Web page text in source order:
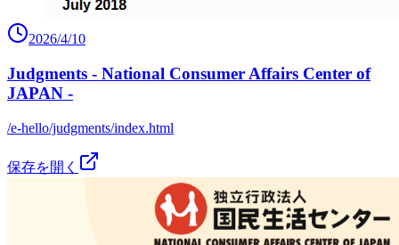
2026/4/10
Judgments - National Consumer Affairs Center of
JAPAN -
/e-hello/judgments/index.html
保存を開く